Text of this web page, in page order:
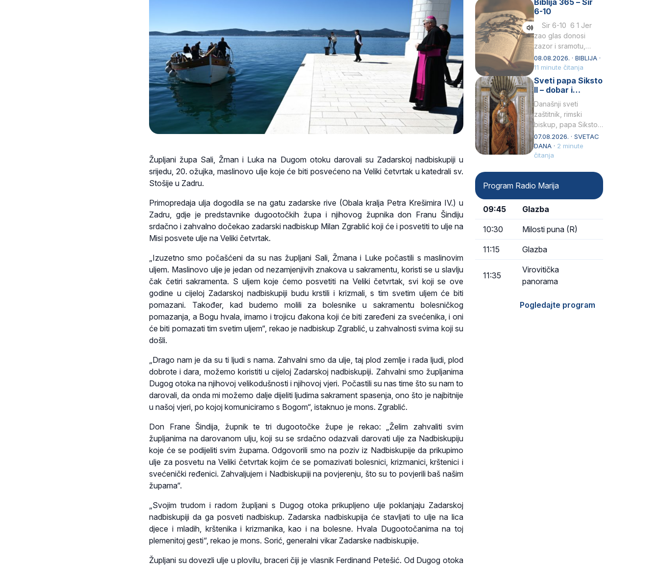
Župljani župa Sali, Žman i Luka na Dugom otoku darovali su Zadarskoj nadbiskupiji u
srijedu, 20. ožujka, maslinovo ulje koje će biti posvećeno na Veliki četvrtak u katedrali sv.
Stošije u Zadru.
Primopredaja ulja dogodila se na gatu zadarske rive (Obala kralja Petra Krešimira IV.) u
Zadru, gdje je predstavnike dugootočkih župa i njihovog župnika don Franu Šindiju
srdačno i zahvalno dočekao zadarski nadbiskup Milan Zgrablić koji će i posvetiti to ulje na
Misi posvete ulje na Veliki četvrtak.
„Izuzetno smo počašćeni da su nas župljani Sali, Žmana i Luke počastili s maslinovim
uljem. Maslinovo ulje je jedan od nezamjenjivih znakova u sakramentu, koristi se u slavlju
čak četiri sakramenta. S uljem koje ćemo posvetiti na Veliki četvrtak, svi koji se ove
godine u cijeloj Zadarskoj nadbiskupiji budu krstili i krizmali, s tim svetim uljem će biti
pomazani. Također, kad budemo molili za bolesnike u sakramentu bolesničkog
pomazanja, a Bogu hvala, imamo i trojicu đakona koji će biti zaređeni za svećenika, i oni
će biti pomazati tim svetim uljem“, rekao je nadbiskup Zgrablić, u zahvalnosti svima koji su
došli.
„Drago nam je da su ti ljudi s nama. Zahvalni smo da ulje, taj plod zemlje i rada ljudi, plod
dobrote i dara, možemo koristiti u cijeloj Zadarskoj nadbiskupiji. Zahvalni smo župljanima
Dugog otoka na njihovoj velikodušnosti i njihovoj vjeri. Počastili su nas time što su nam to
darovali, da onda mi možemo dalje dijeliti ljudima sakrament spasenja, ono što je najbitnije
u našoj vjeri, po kojoj komuniciramo s Bogom“, istaknuo je mons. Zgrablić.
Don Frane Šindija, župnik te tri dugootočke župe je rekao: „Želim zahvaliti svim
župljanima na darovanom ulju, koji su se srdačno odazvali darovati ulje za Nadbiskupiju
koje će se podijeliti svim župama. Odgovorili smo na poziv iz Nadbiskupije da prikupimo
ulje za posvetu na Veliki četvrtak kojim će se pomazivati bolesnici, krizmanici, krštenici i
svećenički ređenici. Zahvaljujem i Nadbiskupiji na povjerenju, što su to povjerili baš našim
župama“.
„Svojim trudom i radom župljani s Dugog otoka prikupljeno ulje poklanjaju Zadarskoj
nadbiskupiji da ga posveti nadbiskup. Zadarska nadbiskupija će stavljati to ulje na lica
djece i mladih, krštenika i krizmanika, kao i na bolesne. Hvala Dugootočanima na toj
plemenitoj gesti“, rekao je mons. Sorić, generalni vikar Zadarske nadbiskupije.
Župljani su dovezli ulje u plovilu, braceri čiji je vlasnik Ferdinand Petešić. Od Dugog otoka
Praedicatorum – OP).
Svojim životom,
dubokom ljubavlju
prema Kristu…
Biblija 365 – Sir
6-10
Sir 6-10 6 1 Jer
zao glas donosi
zazor i sramotu,
kako to biva
grešniku
licemjernom.2 Ne
predaj se u…
08.08.2026. · BIBLIJA ·
11 minute čitanja
Sveti papa Siksto
II – dobar i
miroljubiv pastir
Današnji sveti
zaštitnik, rimski
biskup, papa Siksto
(Sixtus) II, prema
knjizi Liber
Pontificalis bio je
Obnovio je odnose s
afričkim…
07.08.2026. · SVETAC
DANA · 2 minute
čitanja
Program Radio Marija
09:45 Glazba
10:30 Milosti puna (R)
11:15 Glazba
11:35
Virovitička
panorama
Pogledajte program